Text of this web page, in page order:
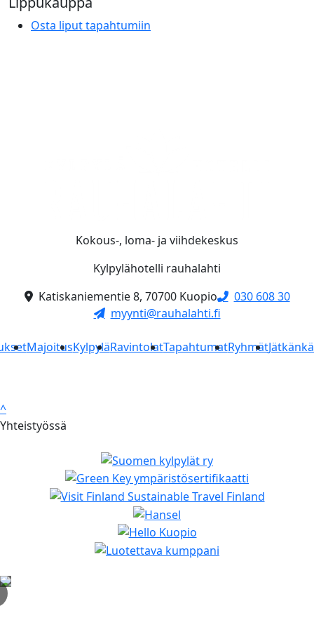
Osta liput tapahtumiin
Kokous-, loma- ja viihdekeskus
Kylpylähotelli rauhalahti
Katiskaniementie 8, 70700 Kuopio
030 608 30
myynti@rauhalahti.fi
MajoitusKylpyläRavintolatTapahtumatRyhmät
^
Yhteistyössä